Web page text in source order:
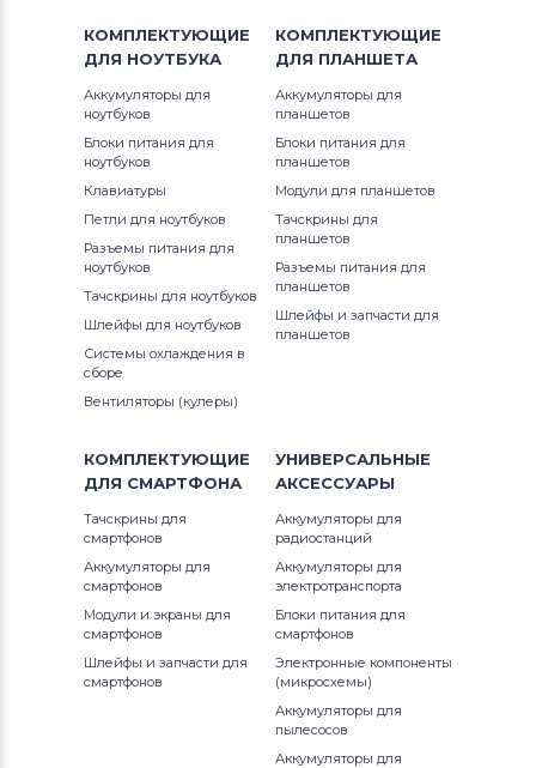
КОМПЛЕКТУЮЩИЕ
ДЛЯ НОУТБУКА
Аккумуляторы для
ноутбуков
Блоки питания для
ноутбуков
Клавиатуры
Петли для ноутбуков
Разъемы питания для
ноутбуков
Тачскрины для ноутбуков
Шлейфы для ноутбуков
Системы охлаждения в
сборе
Вентиляторы (кулеры)
КОМПЛЕКТУЮЩИЕ
ДЛЯ ПЛАНШЕТА
Аккумуляторы для
планшетов
Блоки питания для
планшетов
Модули для планшетов
Тачскрины для
планшетов
Разъемы питания для
планшетов
Шлейфы и запчасти для
планшетов
КОМПЛЕКТУЮЩИЕ
ДЛЯ СМАРТФОНА
Тачскрины для
смартфонов
Аккумуляторы для
смартфонов
Модули и экраны для
смартфонов
Шлейфы и запчасти для
смартфонов
УНИВЕРСАЛЬНЫЕ
АКСЕССУАРЫ
Аккумуляторы для
радиостанций
Аккумуляторы для
электротранспорта
Блоки питания для
смартфонов
Электронные компоненты
(микросхемы)
Аккумуляторы для
пылесосов
Аккумуляторы для